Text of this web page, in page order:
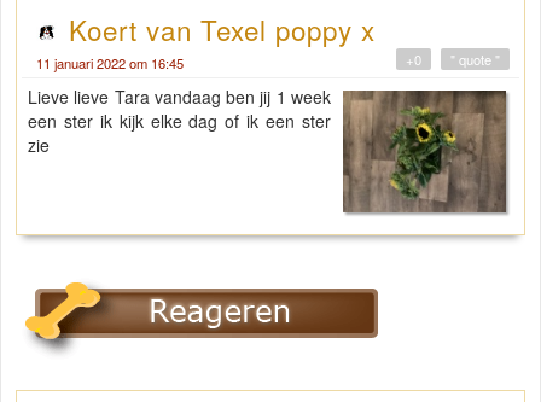
Koert van Texel poppy x
11 januari 2022 om 16:45 " quote "
+0
Lieve lieve Tara vandaag ben jij 1 week
een ster ik kijk elke dag of ik een ster
zie